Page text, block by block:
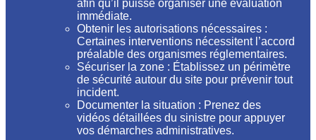
afin qu’il puisse organiser une évaluation
immédiate.
Obtenir les autorisations nécessaires :
Certaines interventions nécessitent l’accord
préalable des organismes réglementaires.
Sécuriser la zone : Établissez un périmètre
de sécurité autour du site pour prévenir tout
incident.
Documenter la situation : Prenez des
vidéos détaillées du sinistre pour appuyer
vos démarches administratives.